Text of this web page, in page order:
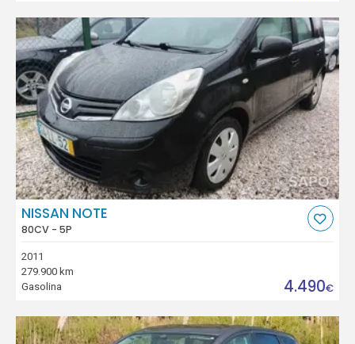
NISSAN NOTE
80CV - 5P
2011
279.900 km
Gasolina
4.490€